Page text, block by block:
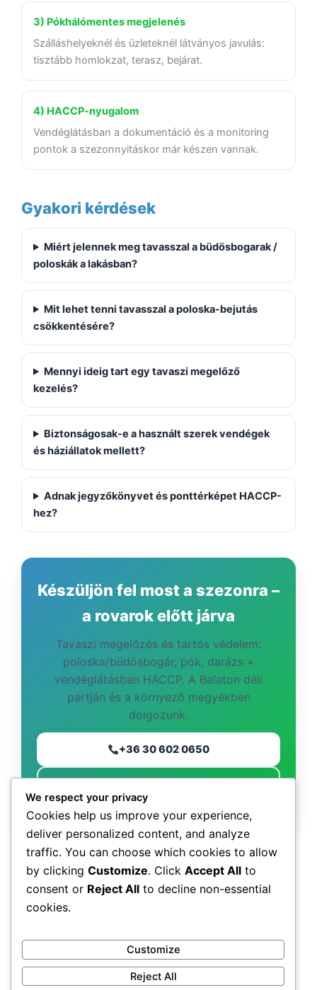
3) Pókhálómentes megjelenés
Szálláshelyeknél és üzleteknél látványos javulás:
tisztább homlokzat, terasz, bejárat.
4) HACCP-nyugalom
Vendéglátásban a dokumentáció és a monitoring
pontok a szezonnyitáskor már készen vannak.
Gyakori kérdések
Miért jelennek meg tavasszal a büdösbogarak /
poloskák a lakásban?
Mit lehet tenni tavasszal a poloska-bejutás
csökkentésére?
Mennyi ideig tart egy tavaszi megelőző
kezelés?
Biztonságosak-e a használt szerek vendégek
és háziállatok mellett?
Adnak jegyzőkönyvet és ponttérképet HACCP-
hez?
Készüljön fel most a szezonra –
a rovarok előtt járva
Tavaszi megelőzés és tartós védelem:
poloska/büdösbogár, pók, darázs +
vendéglátásban HACCP. A Balaton déli
partján és a környező megyékben
dolgozunk.
+36 30 602 0650
Hol vállalunk munkát?
Balaton-part: Siófok • Zamárdi • Balatonföldvár •
Fonyód • Balatonboglár • Balatonlelle •
Megyék: Somogy • Zala • Baranya • Tolna •
Veszprém.
We respect your privacy
Cookies help us improve your experience,
deliver personalized content, and analyze
traffic. You can choose which cookies to allow
by clicking Customize. Click Accept All to
consent or Reject All to decline non-essential
cookies.
Customize
Reject All